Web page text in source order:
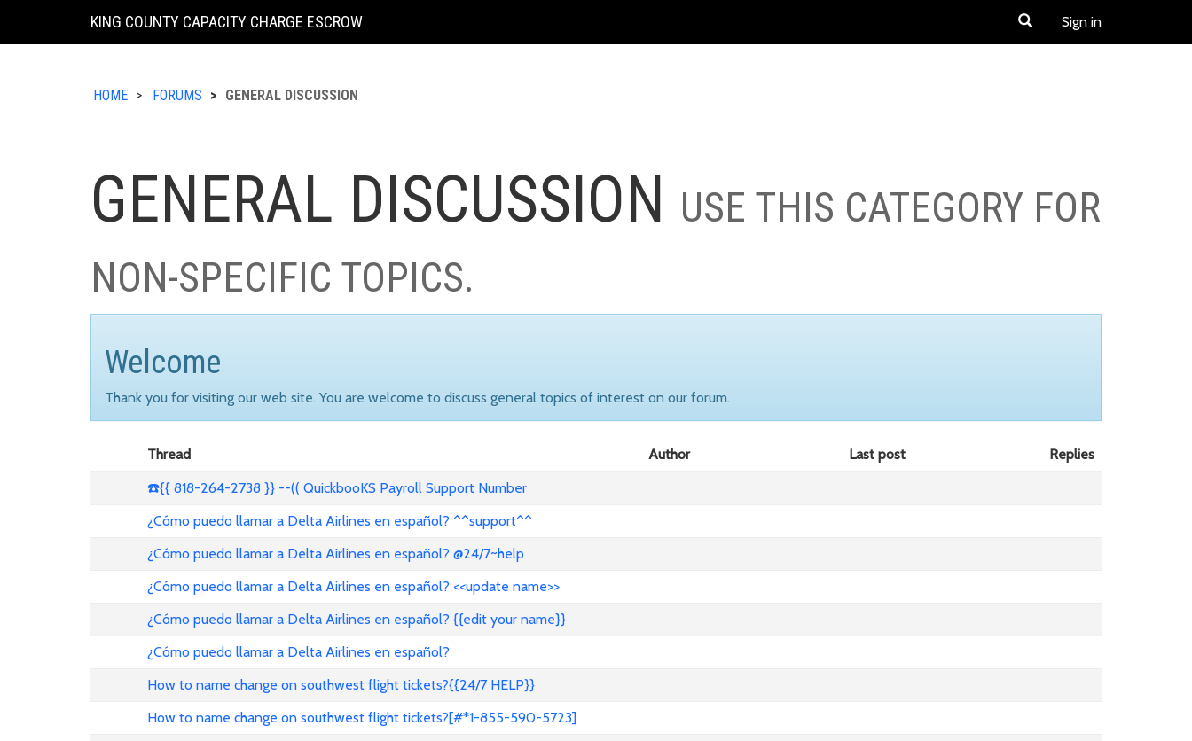
KING COUNTY CAPACITY CHARGE ESCROW Sign in
HOME FORUMS GENERAL DISCUSSION
GENERAL DISCUSSION USE THIS CATEGORY FOR
NON-SPECIFIC TOPICS.
Welcome
Thank you for visiting our web site. You are welcome to discuss general topics of interest on our forum.
Thread Author Last post
Replies
☎️{{ 818-264-2738 }} --(( QuickbooKS Payroll Support Number
¿Cómo puedo llamar a Delta Airlines en español? ^^support^^
¿Cómo puedo llamar a Delta Airlines en español? @24/7~help
¿Cómo puedo llamar a Delta Airlines en español? <<update name>>
¿Cómo puedo llamar a Delta Airlines en español? {{edit your name}}
¿Cómo puedo llamar a Delta Airlines en español?
How to name change on southwest flight tickets?{{24/7 HELP}}
How to name change on southwest flight tickets?[#*1-855-590-5723]